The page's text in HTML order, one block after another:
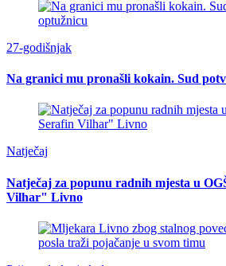
27-godišnjak
Na granici mu pronašli kokain. Sud
Natječaj
Natječaj za popunu radnih mjesta u
Vilhar" Livno